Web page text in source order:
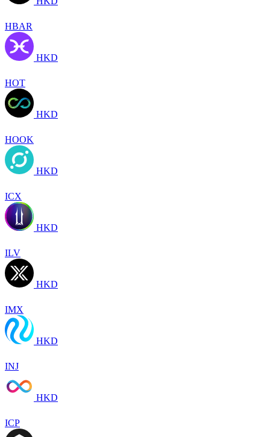
HBAR
HKD
HOT
HKD
HOOK
HKD
ICX
HKD
ILV
HKD
IMX
HKD
INJ
HKD
ICP